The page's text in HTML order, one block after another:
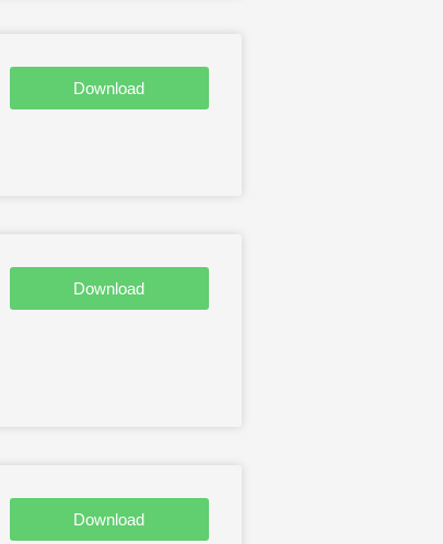
Download
Download
Download